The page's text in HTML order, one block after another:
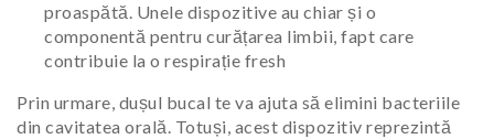
proaspătă. Unele dispozitive au chiar și o
componentă pentru curățarea limbii, fapt care
contribuie la o respirație fresh
Prin urmare, dușul bucal te va ajuta să elimini bacteriile
din cavitatea orală. Totuși, acest dispozitiv reprezintă